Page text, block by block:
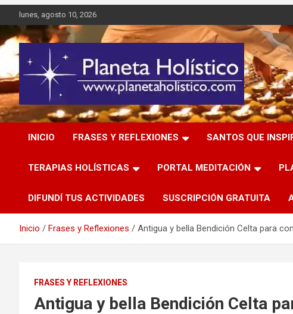
Saltar
al
contenido
lunes, agosto 10, 2026
Planeta Holístico
Difusión de espiritualidad, terapias alternativas holísticas,
cursos, talleres y seminarios
INICIO
FRASES Y REFLEXIONES SANTOS QUE
TERAPIAS HOLÍSTICAS PORTAL MEDITACIÓN
DIFUNDÍ TUS ACTIVIDADES SUSCRIPCIÓN GRATUITA
Inicio Frases y Reflexiones Antigua y bella Bendición Celta para
FRASES Y REFLEXIONES
Antigua y bella Bendición Celta